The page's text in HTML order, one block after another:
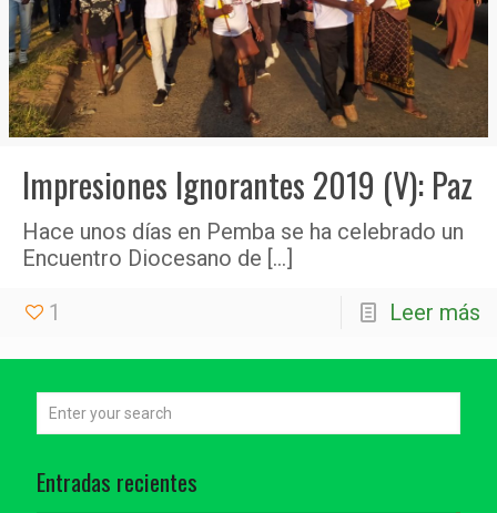
Impresiones Ignorantes 2019 (V): Paz
Hace unos días en Pemba se ha celebrado un
Encuentro Diocesano de […]
1 Leer más
Entradas recientes